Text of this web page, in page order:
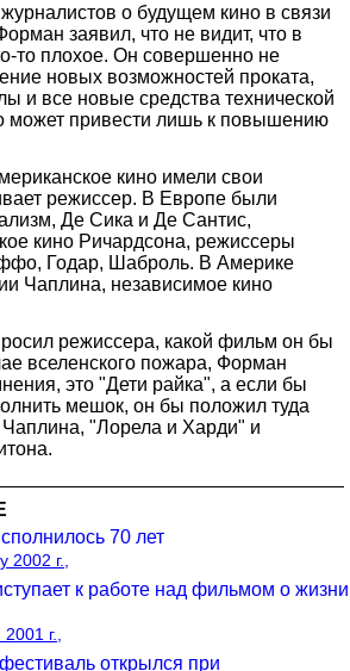
о будущем кино в связи
заявил, что не видит, что в
то плохое. Он совершенно не
новых возможностей проката,
и все новые средства технической
может привести лишь к повышению
кино имели свои
режиссер. В Европе были
Де Сика и Де Сантис,
кино Ричардсона, режиссеры
Годар, Шаброль. В Америке
Чаплина, независимое кино
режиссера, какой фильм он бы
вселенского пожара, Форман
это "Дети райка", а если бы
мешок, он бы положил туда
"Лорела и Харди" и
70 лет
2002 г.,
к работе над фильмом о жизни
г.,
открылся при